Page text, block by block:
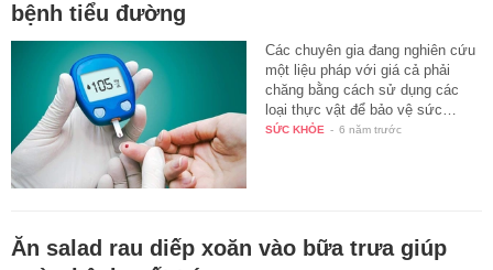
bệnh tiểu đường
Các chuyên gia đang nghiên cứu
một liệu pháp với giá cả phải
chăng bằng cách sử dụng các
loại thực vật để bảo vệ sức…
SỨC KHỎE - 6 năm trước
Ăn salad rau diếp xoăn vào bữa trưa giúp